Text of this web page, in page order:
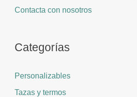
Contacta con nosotros
Categorías
Personalizables
Tazas y termos